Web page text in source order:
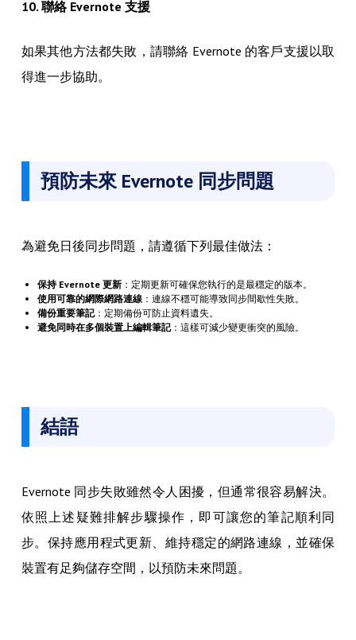
10. 聯絡 Evernote 支援
如果其他方法都失敗，請聯絡 Evernote 的客戶支援以取
得進一步協助。
預防未來 Evernote 同步問題
為避免日後同步問題，請遵循下列最佳做法：
保持 Evernote 更新：定期更新可確保您執行的是最穩定的版本。
使用可靠的網際網路連線：連線不穩可能導致同步間歇性失敗。
備份重要筆記：定期備份可防止資料遺失。
避免同時在多個裝置上編輯筆記：這樣可減少變更衝突的風險。
結語
Evernote 同步失敗雖然令人困擾，但通常很容易解決。
依照上述疑難排解步驟操作，即可讓您的筆記順利同
步。保持應用程式更新、維持穩定的網路連線，並確保
裝置有足夠儲存空間，以預防未來問題。